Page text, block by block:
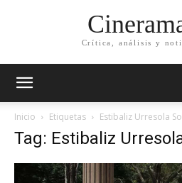
Crítica, análisis y
Inicio Etiquetas Estibaliz Urresola
Tag: Estibaliz